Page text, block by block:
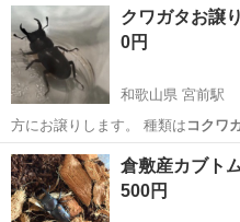
栃木 宇都宮市 東武宇都宮
クワガタお譲
0円
和歌山県 宮前駅
方にお譲りします。 種類は コクワ
リー…
和歌山 和歌山市 宮前駅
倉敷産カブト
500円